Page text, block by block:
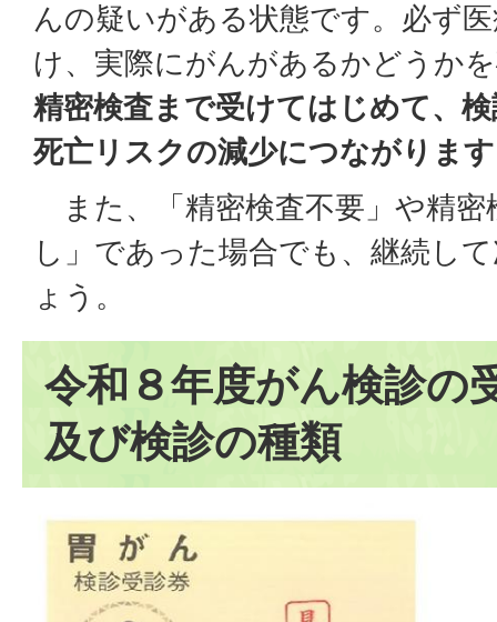
んの疑いがある状態です。必ず
け、実際にがんがあるかどうか
精密検査まで受けてはじめて、
死亡リスクの減少につながりま
また、「精密検査不要」や精密
し」であった場合でも、継続し
ょう。
令和８年度がん検診の
及び検診の種類